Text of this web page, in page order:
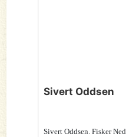
Sivert Oddsen
Sivert Oddsen. Fisker